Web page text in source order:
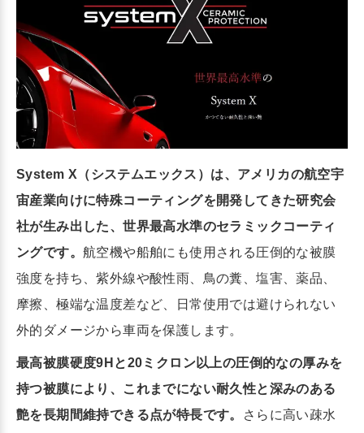
System X（システムエックス）は、アメリカの航空宇
宙産業向けに特殊コーティングを開発してきた研究会
社が生み出した、世界最高水準のセラミックコーティ
ングです。 航空機や船舶にも使用される圧倒的な被膜
強度を持ち、紫外線や酸性雨、鳥の糞、塩害、薬品、
摩擦、極端な温度差など、日常使用では避けられない
外的ダメージから車両を保護します。
最高被膜硬度9Hと20ミクロン以上の圧倒的なの厚みを
持つ被膜により、これまでにない耐久性と深みのある
艶を長期間維持できる点が特長です。
さらに高い疎水